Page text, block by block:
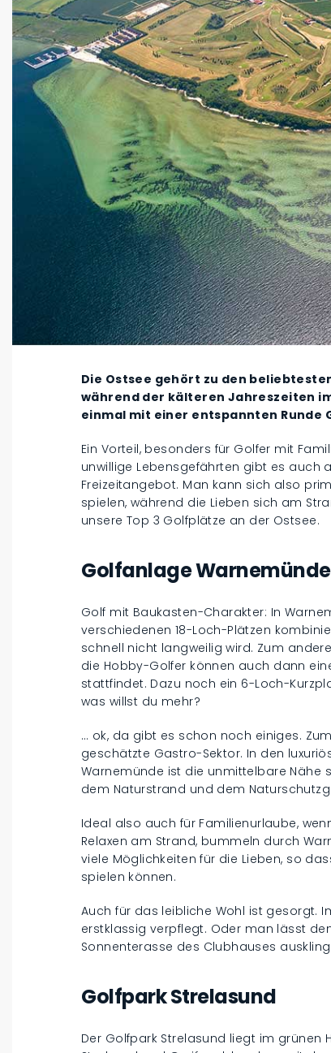
Die Ostsee gehört zu den
während der kälteren Jahreszeiten
einmal mit einer entspannten Runde
Ein Vorteil, besonders für Golfer mit
unwillige Lebensgefährten gibt es auch
Freizeitangebot. Man kann sich also
spielen, während die Lieben sich am
unsere Top 3 Golfplätze an der Ostsee.
Golfanlage Warnemünde
Golf mit Baukasten-Charakter: In
verschiedenen 18-Loch-Plätzen
schnell nicht langweilig wird. Zum
die Hobby-Golfer können auch dann
stattfindet. Dazu noch ein 6-Loch-
was willst du mehr?
… ok, da gibt es schon noch einiges.
geschätzte Gastro-Sektor. In den
Warnemünde ist die unmittelbare Nähe
dem Naturstrand und dem
Ideal also auch für Familienurlaube,
Relaxen am Strand, bummeln durch
viele Möglichkeiten für die Lieben, so
spielen können.
Auch für das leibliche Wohl ist gesorgt.
erstklassig verpflegt. Oder man lässt
Sonnenterasse des Clubhauses
Golfpark Strelasund
Der Golfpark Strelasund liegt im grünen